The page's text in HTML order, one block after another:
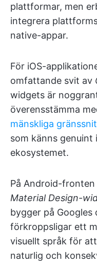
plattformar, men
integrera
native-appar.
För iOS-
omfattande svit av
widgets är
överensstämma
mänskliga
som känns genuint
ekosystemet.
På Android-
Material Design-
bygger på Googles
förkroppsligar ett
visuellt språk för
naturlig och